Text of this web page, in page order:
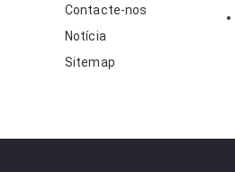
Contacte-nos
Notícia
Sitemap